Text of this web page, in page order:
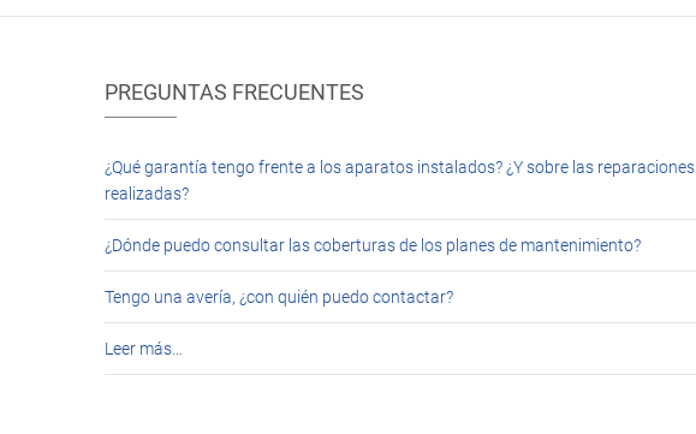
PREGUNTAS FRECUENTES
¿Qué garantía tengo frente a los aparatos instalados? ¿Y sobre las reparaciones
realizadas?
¿Dónde puedo consultar las coberturas de los planes de mantenimiento?
Tengo una avería, ¿con quién puedo contactar?
Leer más…